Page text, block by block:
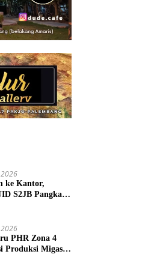
2026
ke Kantor,
S2JB Pangkas
2026
PHR Zona 4
Produksi Migas